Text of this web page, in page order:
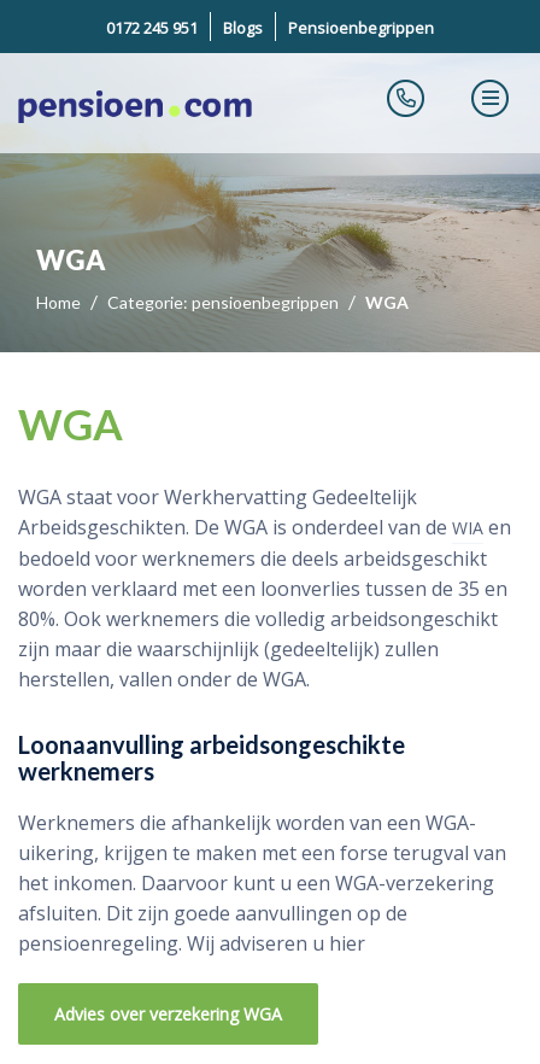
0172 245 951 Blogs Pensioenbegrippen
WGA
Home Categorie: pensioenbegrippen WGA
WGA
WGA staat voor Werkhervatting Gedeeltelijk
Arbeidsgeschikten. De WGA is onderdeel van de WIA en
bedoeld voor werknemers die deels arbeidsgeschikt
worden verklaard met een loonverlies tussen de 35 en
80%. Ook werknemers die volledig arbeidsongeschikt
zijn maar die waarschijnlijk (gedeeltelijk) zullen
herstellen, vallen onder de WGA.
Loonaanvulling arbeidsongeschikte
werknemers
Werknemers die afhankelijk worden van een WGA-
uikering, krijgen te maken met een forse terugval van
het inkomen. Daarvoor kunt u een WGA-verzekering
afsluiten. Dit zijn goede aanvullingen op de
pensioenregeling. Wij adviseren u hier
Advies over verzekering WGA